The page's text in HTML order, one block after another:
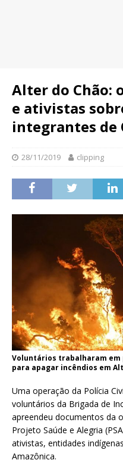
Alter do Chão:
e ativistas
integrantes de
28/11/2019 clipping
Voluntários trabalharam em
para apagar incêndios em
Uma operação da Polícia
voluntários da Brigada de
apreendeu documentos da
Projeto Saúde e Alegria
ativistas, entidades
Amazônica.